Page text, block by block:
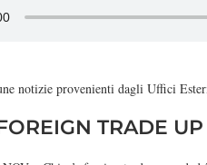
notizie provenienti dagli Uffici
TRADE